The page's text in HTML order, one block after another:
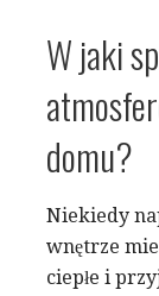
W jaki
domu?
Niekiedy
wnętrze
ciepłe i